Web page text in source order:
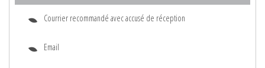
Courrier recommandé avec accusé de réception
Email